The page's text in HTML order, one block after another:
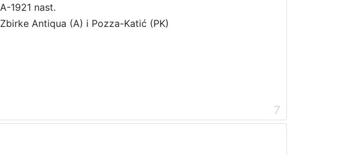
A-1921 nast.
Zbirke Antiqua (A) i Pozza-Katić (PK)
7